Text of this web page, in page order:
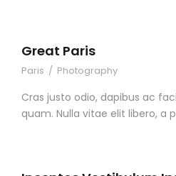
Great Paris
Paris / Photography
Cras justo odio, dapibus ac
quam. Nulla vitae elit libero, a